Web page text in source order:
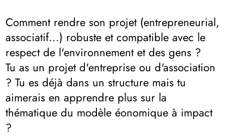
Comment rendre son projet (entrepreneurial,
associatif...) robuste et compatible avec le
respect de l'environnement et des gens ?
Tu as un projet d'entreprise ou d'association
? Tu es déjà dans un structure mais tu
aimerais en apprendre plus sur la
thématique du modèle éonomique à impact
?